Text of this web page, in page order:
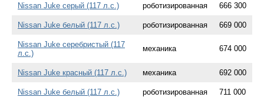
Nissan Juke серый (117 л.с.) роботизированная 666 300
Nissan Juke белый (117 л.с.) роботизированная 669 000
Nissan Juke серебристый (117
л.с.)
механика 674 000
Nissan Juke красный (117 л.с.) механика 692 000
Nissan Juke белый (117 л.с.) роботизированная 711 000